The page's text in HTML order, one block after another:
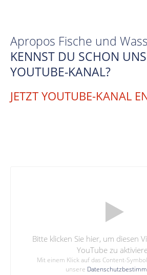
Apropos Fische und
KENNST DU SCHON
YOUTUBE-KANAL?
JETZT YOUTUBE-KANAL
Bitte klicken Sie hier, um diesen
YouTube zu
Mit einem Klick auf das Content-
unsere